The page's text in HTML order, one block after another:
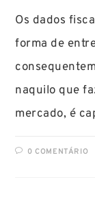
Os dados
forma de
naquilo que
mercado, é
0 COMENTÁRIO